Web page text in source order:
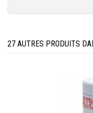
27 AUTRES PRODUITS